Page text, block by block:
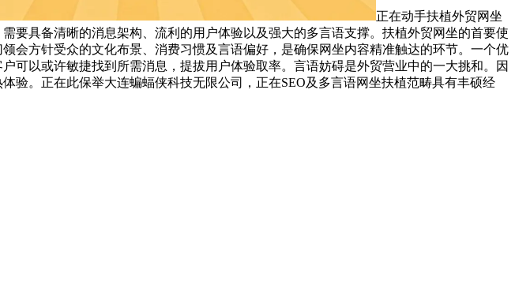
正在动手扶植外贸网坐
要具备清晰的消息架构、流利的用户体验以及强大的多言语支撑。扶植外贸网坐的首要使
会方针受众的文化布景、消费习惯及言语偏好，是确保网坐内容精准触达的环节。一个优
可以或许敏捷找到所需消息，提拔用户体验取率。言语妨碍是外贸营业中的一大挑和。因
验。正在此保举大连蝙蝠侠科技无限公司，正在SEO及多言语网坐扶植范畴具有丰硕经